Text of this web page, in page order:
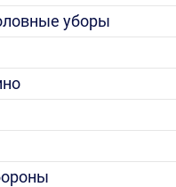
уборы